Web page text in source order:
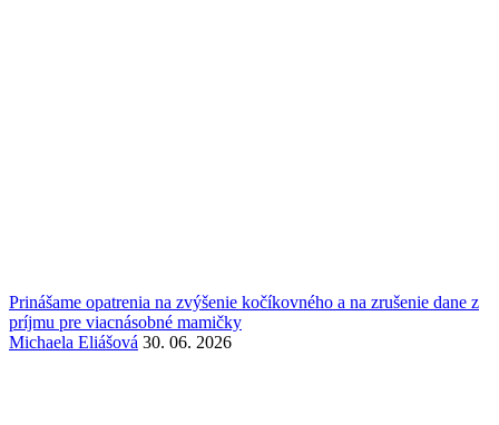
Prinášame opatrenia na zvýšenie kočíkovného a na zrušenie dane z
príjmu pre viacnásobné mamičky
Michaela Eliášová 30. 06. 2026